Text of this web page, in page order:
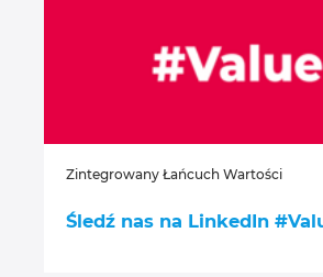
Zintegrowany Łańcuch Wartości
Śledź nas na LinkedIn